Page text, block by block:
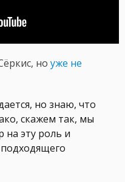
но уже не
но знаю, что
скажем так, мы
эту роль и